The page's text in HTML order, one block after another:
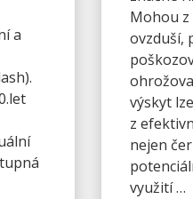
a
Mohou
ovzduší,
výskyt
z
nejen
využití …